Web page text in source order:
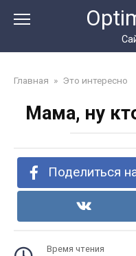
Главная » Это интересно
Мама, ну
Поделиться
Время чтения